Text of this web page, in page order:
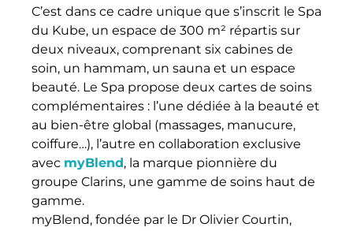
C’est dans ce cadre unique que s’inscrit le Spa
du Kube, un espace de 300 m² répartis sur
deux niveaux, comprenant six cabines de
soin, un hammam, un sauna et un espace
beauté. Le Spa propose deux cartes de soins
complémentaires : l’une dédiée à la beauté et
au bien-être global (massages, manucure,
coiffure…), l’autre en collaboration exclusive
avec myBlend, la marque pionnière du
groupe Clarins, une gamme de soins haut de
gamme.
myBlend, fondée par le Dr Olivier Courtin,